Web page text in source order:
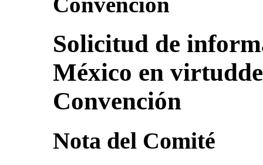
Solicitud de
México en
Convención
Nota del Comité